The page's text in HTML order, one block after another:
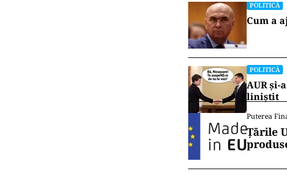
POLITICĂ
Cum a
POLITICĂ
AUR și-
liniștit
Puterea
Țările